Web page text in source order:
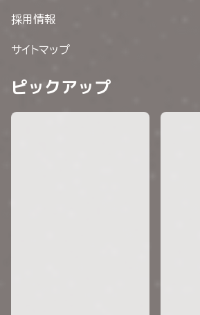
採用情報
サイトマップ
ピックアップ